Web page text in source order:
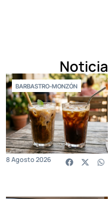
BARBASTRO-MONZÓN
8 Agosto 2026